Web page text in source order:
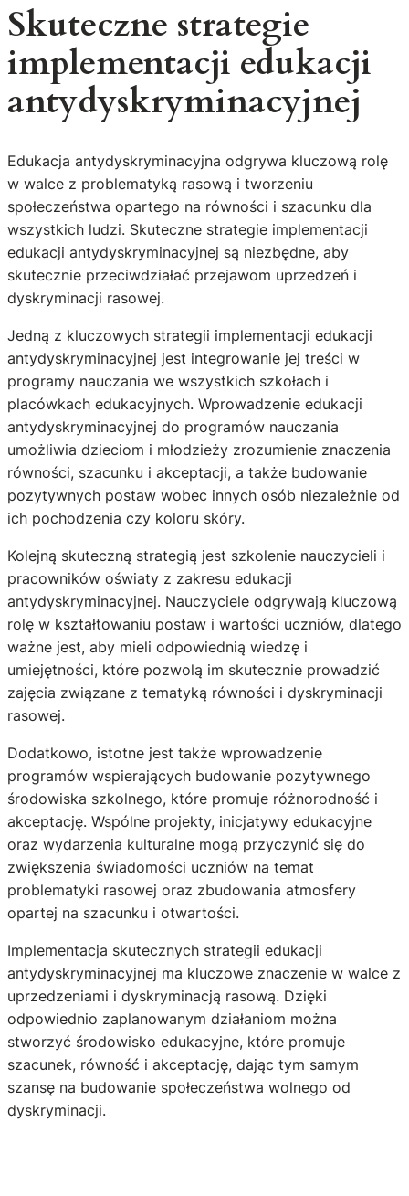
Skuteczne strategie
implementacji edukacji
antydyskryminacyjnej
Edukacja antydyskryminacyjna odgrywa kluczową rolę
w walce z problematyką rasową i tworzeniu
społeczeństwa opartego na równości i szacunku dla
wszystkich ludzi. Skuteczne strategie implementacji
edukacji antydyskryminacyjnej są niezbędne, aby
skutecznie przeciwdziałać przejawom uprzedzeń i
dyskryminacji rasowej.
Jedną z kluczowych strategii implementacji edukacji
antydyskryminacyjnej jest integrowanie jej treści w
programy nauczania we wszystkich szkołach i
placówkach edukacyjnych. Wprowadzenie edukacji
antydyskryminacyjnej do programów nauczania
umożliwia dzieciom i młodzieży zrozumienie znaczenia
równości, szacunku i akceptacji, a także budowanie
pozytywnych postaw wobec innych osób niezależnie od
ich pochodzenia czy koloru skóry.
Kolejną skuteczną strategią jest szkolenie nauczycieli i
pracowników oświaty z zakresu edukacji
antydyskryminacyjnej. Nauczyciele odgrywają kluczową
rolę w kształtowaniu postaw i wartości uczniów, dlatego
ważne jest, aby mieli odpowiednią wiedzę i
umiejętności, które pozwolą im skutecznie prowadzić
zajęcia związane z tematyką równości i dyskryminacji
rasowej.
Dodatkowo, istotne jest także wprowadzenie
programów wspierających budowanie pozytywnego
środowiska szkolnego, które promuje różnorodność i
akceptację. Wspólne projekty, inicjatywy edukacyjne
oraz wydarzenia kulturalne mogą przyczynić się do
zwiększenia świadomości uczniów na temat
problematyki rasowej oraz zbudowania atmosfery
opartej na szacunku i otwartości.
Implementacja skutecznych strategii edukacji
antydyskryminacyjnej ma kluczowe znaczenie w walce z
uprzedzeniami i dyskryminacją rasową. Dzięki
odpowiednio zaplanowanym działaniom można
stworzyć środowisko edukacyjne, które promuje
szacunek, równość i akceptację, dając tym samym
szansę na budowanie społeczeństwa wolnego od
dyskryminacji.